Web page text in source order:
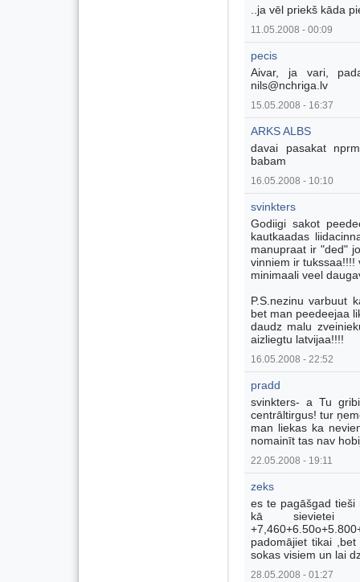
..ja vēl priekš kāda
11.05.2008 - 00:09
pecis
Aivar, ja vari,
nils@nchriga.lv
15.05.2008 - 16:37
ARKS ALBS
davai pasakat
babam
16.05.2008 - 10:10
svinkters
Godiigi sakot
kautkaadas
manupraat ir "ded"
vinniem ir tukssaa!!!!
minimaali veel
P.S.nezinu varbuut
bet man peedeejaa
daudz malu
aizliegtu latvijaa!!!!
16.05.2008 - 22:52
pradd
svinkters- a Tu
centrāltirgus! tur
man liekas ka
nomainīt tas nav
22.05.2008 - 19:11
zeks
es te pagāšgad tieši
kā sievietei
padomājiet tikai
sokas visiem un lai
28.05.2008 - 01:27